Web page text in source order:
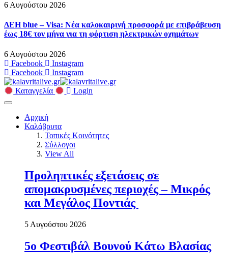
6 Αυγούστου 2026
ΔΕΗ blue – Visa: Νέα καλοκαιρινή προσφορά με επιβράβευση
έως 18€ τον μήνα για τη φόρτιση ηλεκτρικών οχημάτων
6 Αυγούστου 2026
Facebook
Instagram
Facebook
Instagram
Καταγγελία Login
Αρχική
Καλάβρυτα
Τοπικές Κοινότητες
Σύλλογοι
View All
Προληπτικές εξετάσεις σε
απομακρυσμένες περιοχές – Μικρός
και Μεγάλος Ποντιάς
5 Αυγούστου 2026
5ο Φεστιβάλ Βουνού Κάτω Βλασίας